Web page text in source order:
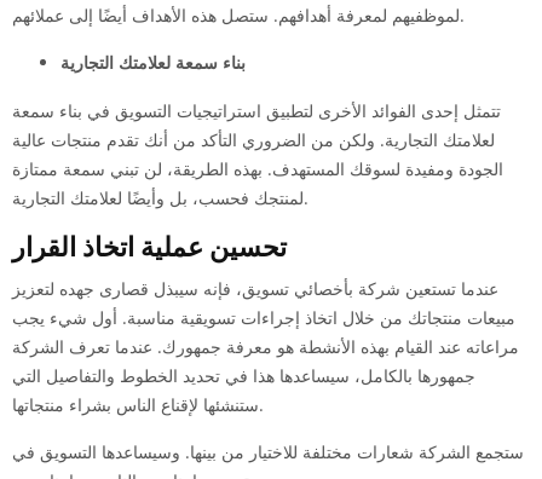
لموظفيهم لمعرفة أهدافهم. ستصل هذه الأهداف أيضًا إلى عملائهم.
بناء سمعة لعلامتك التجارية
تتمثل إحدى الفوائد الأخرى لتطبيق استراتيجيات التسويق في بناء سمعة
لعلامتك التجارية. ولكن من الضروري التأكد من أنك تقدم منتجات عالية
الجودة ومفيدة لسوقك المستهدف. بهذه الطريقة، لن تبني سمعة ممتازة
لمنتجك فحسب، بل وأيضًا لعلامتك التجارية.
تحسين عملية اتخاذ القرار
عندما تستعين شركة بأخصائي تسويق، فإنه سيبذل قصارى جهده لتعزيز
مبيعات منتجاتك من خلال اتخاذ إجراءات تسويقية مناسبة. أول شيء يجب
مراعاته عند القيام بهذه الأنشطة هو معرفة جمهورك. عندما تعرف الشركة
جمهورها بالكامل، سيساعدها هذا في تحديد الخطوط والتفاصيل التي
ستنشئها لإقناع الناس بشراء منتجاتها.
ستجمع الشركة شعارات مختلفة للاختيار من بينها. وسيساعدها التسويق في